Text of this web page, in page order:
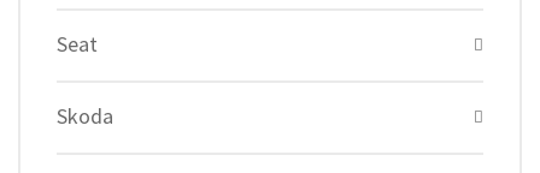
Seat
Skoda